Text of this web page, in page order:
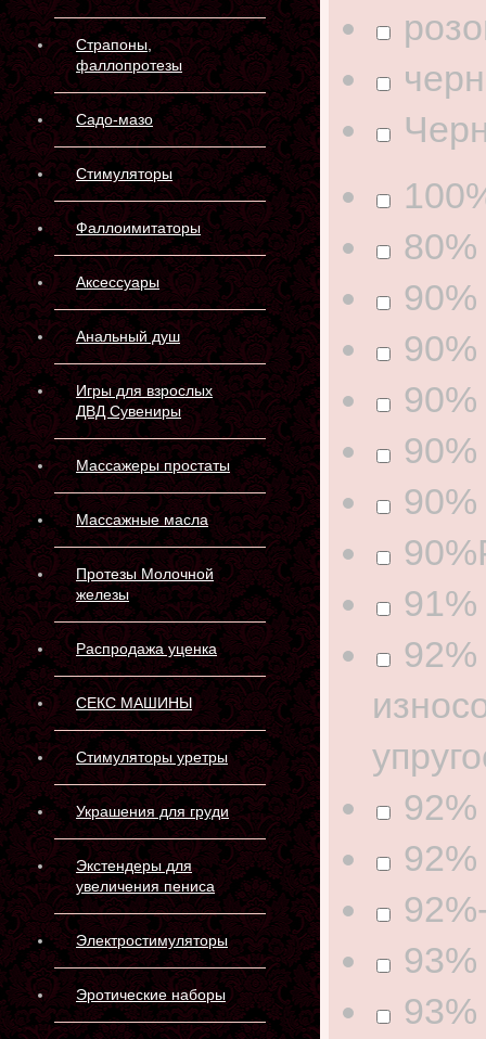
Страпоны,
фаллопротезы
Садо-мазо
Стимуляторы
Фаллоимитаторы
Аксессуары
Анальный душ
Игры для взрослых
ДВД Сувениры
Массажеры простаты
Массажные масла
Протезы Молочной
железы
Распродажа уценка
СЕКС МАШИНЫ
Стимуляторы уретры
Украшения для груди
Экстендеры для
увеличения пениса
Электростимуляторы
Эротические наборы
90%